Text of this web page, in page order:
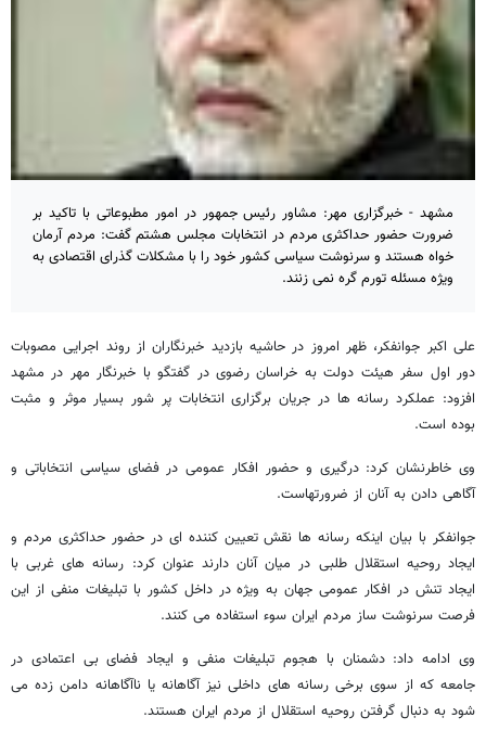
مشهد - خبرگزاری مهر: مشاور رئیس جمهور در امور مطبوعاتی با تاکید بر
ضرورت حضور حداکثری مردم در انتخابات مجلس هشتم گفت: مردم آرمان
خواه هستند و سرنوشت سیاسی کشور خود را با مشکلات گذرای اقتصادی به
ویژه مسئله تورم گره نمی زنند.
علی اکبر جوانفکر، ظهر امروز در حاشیه بازدید خبرنگاران از روند اجرایی مصوبات
دور اول سفر هیئت دولت به خراسان رضوی در گفتگو با خبرنگار مهر در مشهد
افزود: عملکرد رسانه ها در جریان برگزاری انتخابات پر شور بسیار موثر و مثبت
بوده است.
وی خاطرنشان کرد: درگیری و حضور افکار عمومی در فضای سیاسی انتخاباتی و
آگاهی دادن به آنان از ضرورتهاست.
جوانفکر با بیان اینکه رسانه ها نقش تعیین کننده ای در حضور حداکثری مردم و
ایجاد روحیه استقلال طلبی در میان آنان دارند عنوان کرد: رسانه های غربی با
ایجاد تنش در افکار عمومی جهان به ویژه در داخل کشور با تبلیغات منفی از این
فرصت سرنوشت ساز مردم ایران سوء استفاده می کنند.
وی ادامه داد: دشمنان با هجوم تبلیغات منفی و ایجاد فضای بی اعتمادی در
جامعه که از سوی برخی رسانه های داخلی نیز آگاهانه یا ناآگاهانه دامن زده می
شود به دنبال گرفتن روحیه استقلال از مردم ایران هستند.